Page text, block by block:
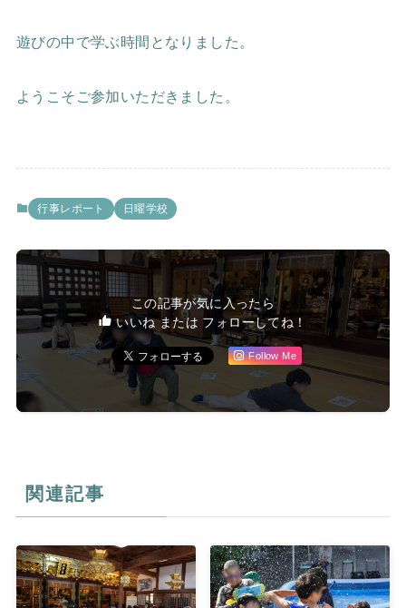
遊びの中で学ぶ時間となりました。
ようこそご参加いただきました。
行事レポート 日曜学校
この記事が気に入ったら
いいね または フォローしてね！
Follow Me
関連記事